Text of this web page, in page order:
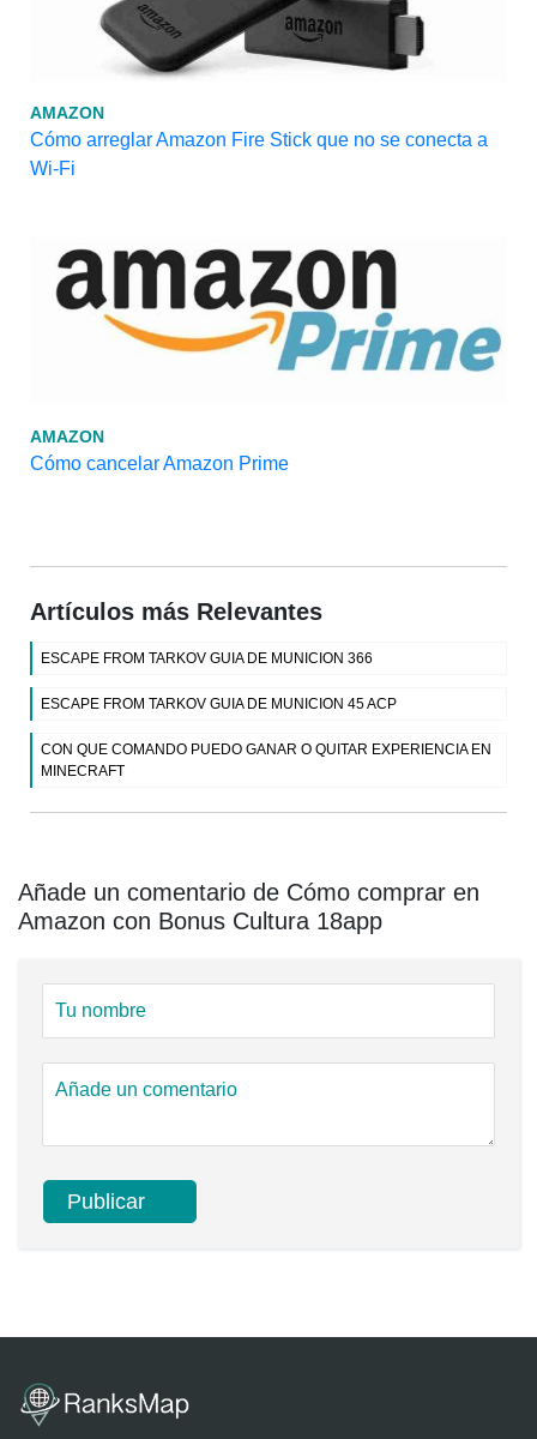
AMAZON
Cómo arreglar Amazon Fire Stick que no se conecta a
Wi-Fi
AMAZON
Cómo cancelar Amazon Prime
Artículos más Relevantes
ESCAPE FROM TARKOV GUIA DE MUNICION 366
ESCAPE FROM TARKOV GUIA DE MUNICION 45 ACP
CON QUE COMANDO PUEDO GANAR O QUITAR EXPERIENCIA EN
MINECRAFT
Añade un comentario de Cómo comprar en
Amazon con Bonus Cultura 18app